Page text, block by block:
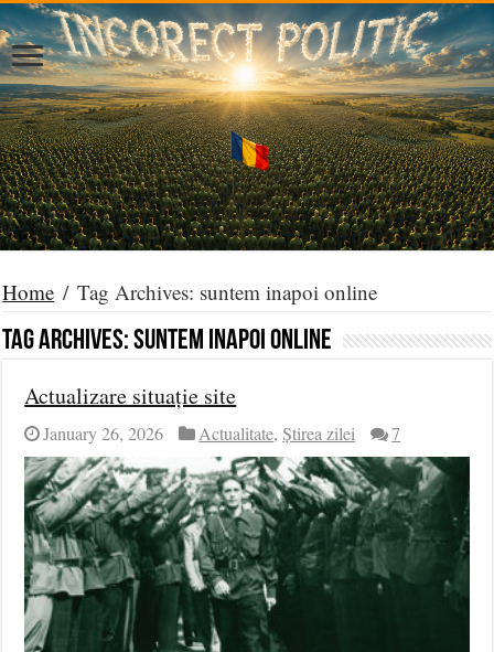
Home / Tag Archives: suntem inapoi online
Tag Archives:suntem inapoi online
Actualizare situație site
January 26, 2026 Actualitate,Știrea zilei 7